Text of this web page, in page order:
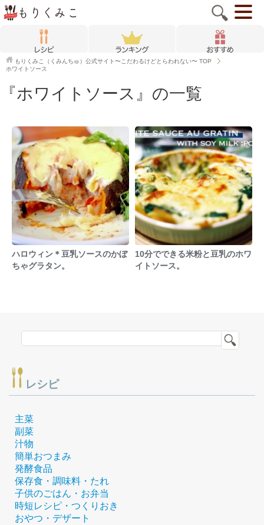
もりくみこ（くみんちゅ）公式サイト〜こだわるけどとらわれない〜 TOP
ホワイトソース
『ホワイトソース』の一覧
ハロウィン＊豆乳ソースのかぼ
ちゃグラタン。
10分でできる米粉と豆乳のホワ
イトソース。
レシピ
主菜
副菜
汁物
簡単おつまみ
発酵食品
保存食・調味料・たれ
子供のごはん・お弁当
時短レシピ・つくりおき
おやつ・デザート